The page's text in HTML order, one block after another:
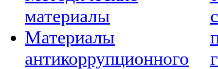
материалы
Материалы
антикоррупционного